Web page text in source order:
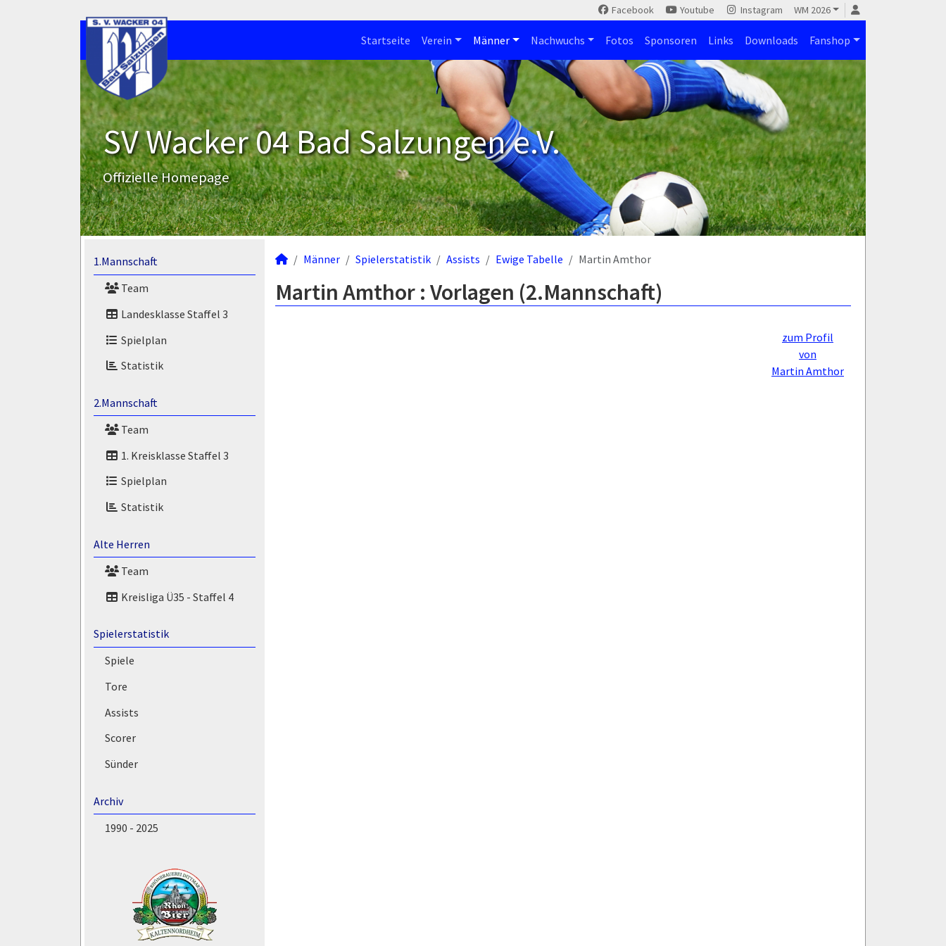
Facebook Youtube Instagram WM 2026
Startseite Verein Männer Nachwuchs Fotos Sponsoren Links Downloads Fanshop
SV Wacker 04 Bad Salzungen e.V.
Offizielle Homepage
1.Mannschaft
Team
Landesklasse Staffel 3
Spielplan
Statistik
2.Mannschaft
Team
1. Kreisklasse Staffel 3
Spielplan
Statistik
Alte Herren
Team
Kreisliga Ü35 - Staffel 4
Spielerstatistik
Spiele
Tore
Assists
Scorer
Sünder
Archiv
1990 - 2025
Männer Spielerstatistik Assists Ewige Tabelle Martin Amthor
Martin Amthor : Vorlagen (2.Mannschaft)
zum Profil
von
Martin Amthor